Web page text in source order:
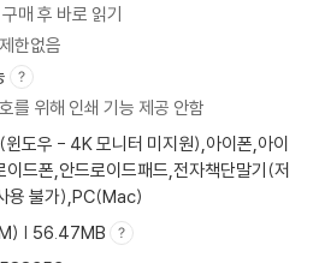
매 후 바로 읽기
한없음
를 위해 인쇄 기능 제공 안함
도우 - 4K 모니터 미지원),아이폰,아이
이드폰,안드로이드패드,전자책단말기(저
용 불가),PC(Mac)
| 56.47MB